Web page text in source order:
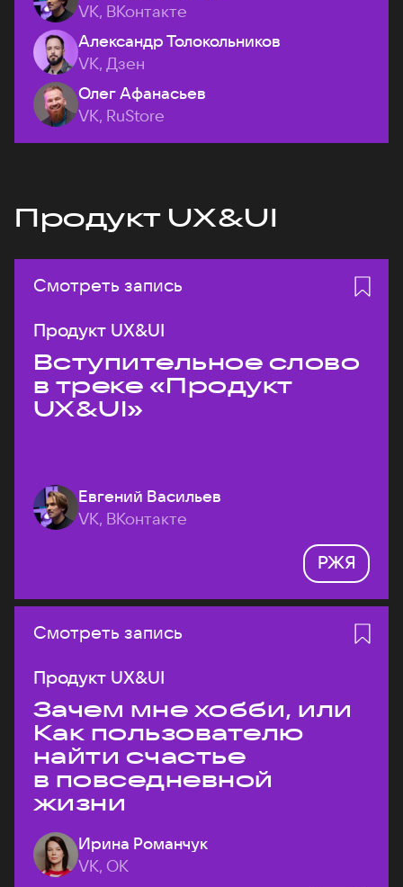
VK, ВКонтакте
Александр Толокольников
VK, Дзен
Олег Афанасьев
VK, RuStore
Продукт UX&UI
Смотреть запись
Продукт UX&UI
Вступительное слово
в треке «Продукт
UX&UI»
Евгений Васильев
VK, ВКонтакте
РЖЯ
Смотреть запись
Продукт UX&UI
Зачем мне хобби, или
Как пользователю
найти счастье
в повседневной
жизни
Ирина Романчук
VK, ОК